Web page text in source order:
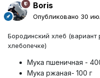
Boris
Опубликовано 30
Бородинский хлеб (вариант
хлебопечке)
Мука пшеничная -
Мука ржаная- 100 г